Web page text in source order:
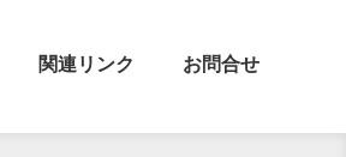
関連リンク お問合せ